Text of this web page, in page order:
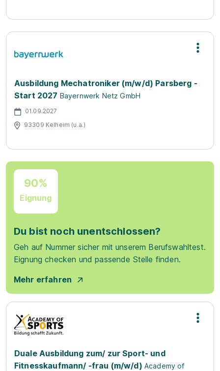
Ausbildung Mechatroniker (m/w/d) Parsberg -
Start 2027 Bayernwerk Netz GmbH
01.09.2027
93309 Kelheim (u.a.)
90%
Eignung
Du bist noch unentschlossen?
Geh auf Nummer sicher mit unserem Berufswahltest.
Eignung checken und passende Stelle finden.
Mehr erfahren
Duale Ausbildung zum/ zur Sport- und
Fitnesskaufmann/ -frau (m/w/d) Academy of